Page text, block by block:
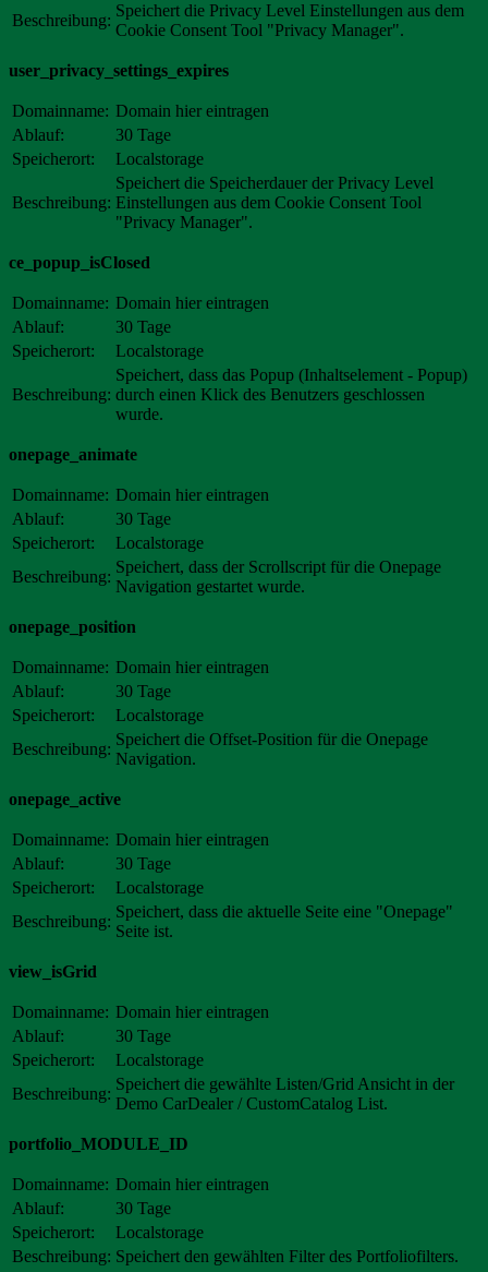
Beschreibung:
Speichert die Privacy Level Einstellungen aus dem
Cookie Consent Tool "Privacy Manager".
user_privacy_settings_expires
Domainname: Domain hier eintragen
Ablauf:
30 Tage
Speicherort:
Localstorage
Beschreibung:
Speichert die Speicherdauer der Privacy Level
Einstellungen aus dem Cookie Consent Tool
"Privacy Manager".
ce_popup_isClosed
Domainname: Domain hier eintragen
Ablauf:
30 Tage
Speicherort:
Localstorage
Beschreibung:
Speichert, dass das Popup (Inhaltselement - Popup)
durch einen Klick des Benutzers geschlossen
wurde.
onepage_animate
Domainname: Domain hier eintragen
Ablauf:
30 Tage
Speicherort:
Localstorage
Beschreibung:
Speichert, dass der Scrollscript für die Onepage
Navigation gestartet wurde.
onepage_position
Domainname: Domain hier eintragen
Ablauf:
30 Tage
Speicherort:
Localstorage
Beschreibung:
Speichert die Offset-Position für die Onepage
Navigation.
onepage_active
Domainname: Domain hier eintragen
Ablauf:
30 Tage
Speicherort:
Localstorage
Beschreibung:
Speichert, dass die aktuelle Seite eine "Onepage"
Seite ist.
view_isGrid
Domainname: Domain hier eintragen
Ablauf:
30 Tage
Speicherort:
Localstorage
Beschreibung:
Speichert die gewählte Listen/Grid Ansicht in der
Demo CarDealer / CustomCatalog List.
portfolio_MODULE_ID
Domainname: Domain hier eintragen
Ablauf:
30 Tage
Speicherort:
Localstorage
Beschreibung: Speichert den gewählten Filter des Portfoliofilters.